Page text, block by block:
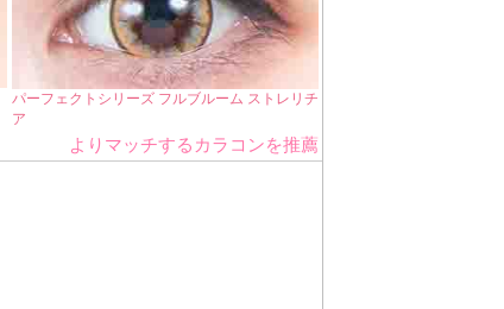
パーフェクトシリーズ フルブルーム ストレリチ
ア
よりマッチするカラコンを推薦